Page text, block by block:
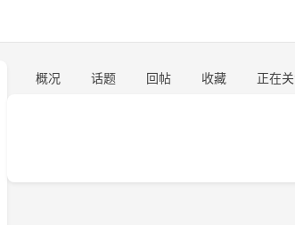
概况 话题 回帖 收藏 正在